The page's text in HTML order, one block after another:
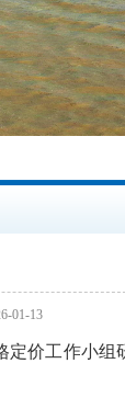
01-13
定价工作小组